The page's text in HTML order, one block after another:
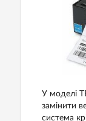
У моделі
замінити
система